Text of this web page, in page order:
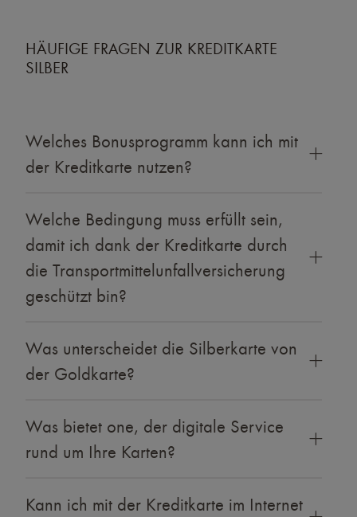
HÄUFIGE FRAGEN ZUR KREDITKARTE
SILBER
Welches Bonusprogramm kann ich mit
der Kreditkarte nutzen?
Welche Bedingung muss erfüllt sein,
damit ich dank der Kreditkarte durch
die Transportmittelunfallversicherung
geschützt bin?
Was unterscheidet die Silberkarte von
der Goldkarte?
Was bietet one, der digitale Service
rund um Ihre Karten?
Kann ich mit der Kreditkarte im Internet